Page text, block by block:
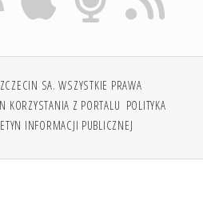
SA. WSZYSTKIE PRAWA
KORZYSTANIA Z PORTALU POLITYKA
INFORMACJI PUBLICZNEJ